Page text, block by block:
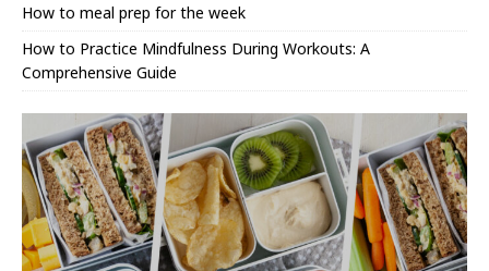
How to meal prep for the week
How to Practice Mindfulness During Workouts: A
Comprehensive Guide